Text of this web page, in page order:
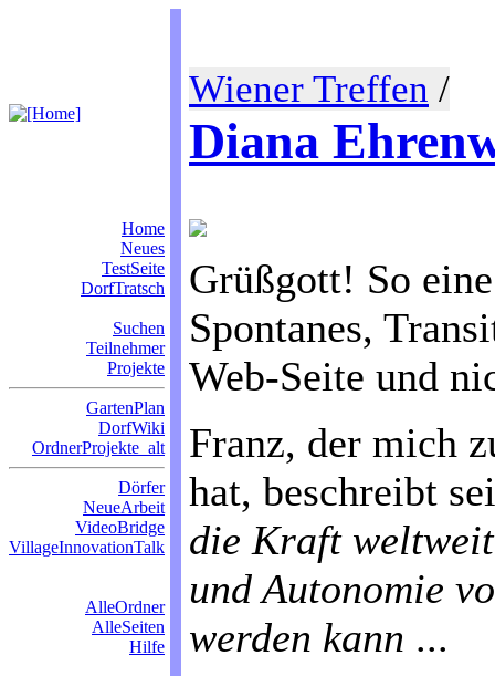
Wiener Treffen /
Diana
Home
Neues
TestSeite
DorfTratsch
Suchen
Teilnehmer
Projekte
GartenPlan
DorfWiki
OrdnerProjekte_alt
Dörfer
NeueArbeit
VideoBridge
VillageInnovationTalk
AlleOrdner
AlleSeiten
Hilfe
Grüßgott! So
Spontanes,
Web-Seite und
Franz, der mich
hat, beschreibt
die Kraft
und Autonomie
werden kann ...